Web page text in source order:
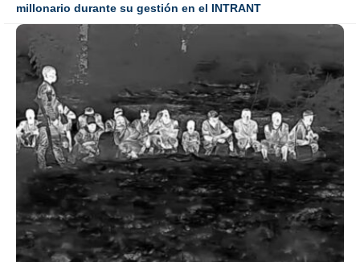
millonario durante su gestión en el INTRANT